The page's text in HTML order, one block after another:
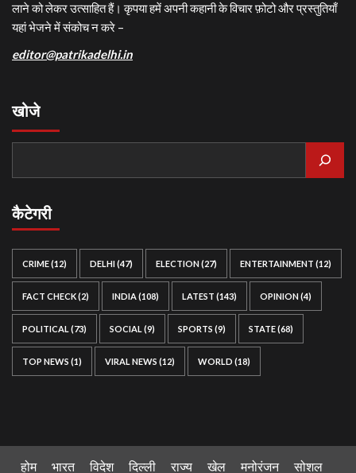
लाने को लेकर उत्साहित हैं। कृपया हमें अपनी कहानी के विचार फ़ोटो और प्रस्तुतियाँ
यहां भेजने में संकोच न करे –
editor@patrikadelhi.in
खोजे
कैटेगरी
CRIME(12) DELHI(47) ELECTION(27) ENTERTAINMENT (12)
FACT CHECK(2) INDIA(108) LATEST (143) OPINION(4)
POLITICAL (73) SOCIAL (9) SPORTS (9) STATE(68)
TOP NEWS (1) VIRAL NEWS (12) WORLD (18)
होम भारत विदेश दिल्ली राज्य खेल मनोरंजन सोशल